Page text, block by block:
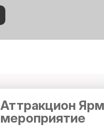
Аттракцион
мероприятие